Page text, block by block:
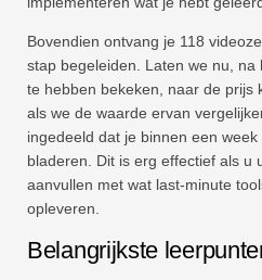
Bovendien ontvang je 118
stap begeleiden. Laten we nu,
te hebben bekeken, naar de prijs
als we de waarde ervan
ingedeeld dat je binnen een
bladeren. Dit is erg effectief als u
aanvullen met wat last-minute
opleveren.
Belangrijkste